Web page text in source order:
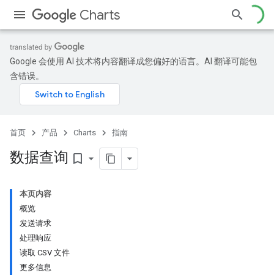
Charts
Google 会使用 AI 技术将内容翻译成您偏好的语言。AI 翻译可能包
含错误。
首页 产品 Charts 指南
数据查询 bookmark_border
本页内容
概览
发送请求
处理响应
读取 CSV 文件
更多信息